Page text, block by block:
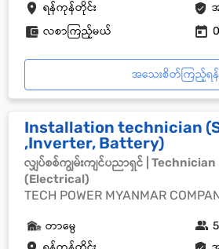
ရန်ကုန်တိုင်း
လစာကြည့်မယ်
အသေးစိတ်ကြည့်ရန်
Installation technician
,Inverter, Battery)
လျှပ်စစ်ကျွမ်းကျင်ပညာရှင် | Technician
(Electrical)
TECH POWER MYANMAR
တာမွေ